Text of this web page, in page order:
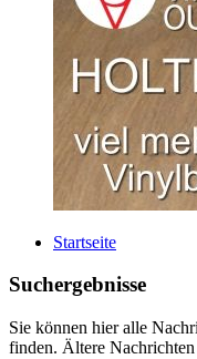
Startseite
Suchergebnisse
Sie können hier alle
finden. Ältere